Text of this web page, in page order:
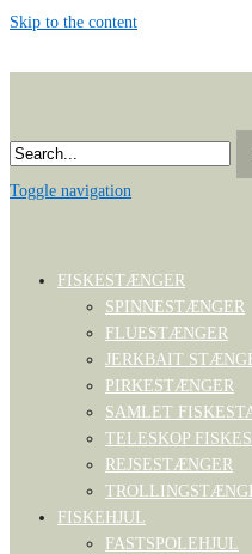
Skip to the content
Toggle navigation
FISKESTÆNGER
SPINNESTÆNGER
FLUESTÆNGER
JERKBAIT
PIRKESTÆNGER
SAMLET
TELESKOP
REJSESTÆNGER
FISKEHJUL
FASTSPOLEHJUL